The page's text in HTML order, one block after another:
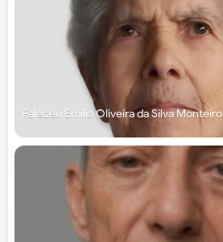
Faleceu Emília Oliveira da Silva Monteiro